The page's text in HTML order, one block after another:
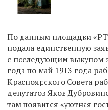
По данным площадки
подала единственную
с последующим выкупом
года по май 1913 года
Красноярского Совета
депутатов Яков
там появится «уютная